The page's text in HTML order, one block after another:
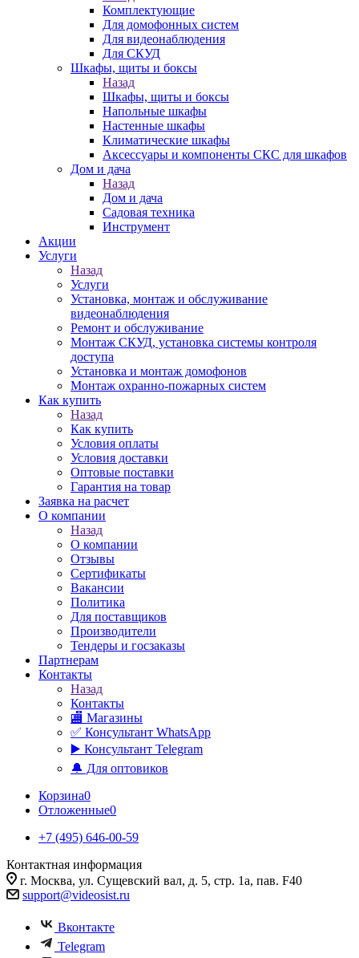
Комплектующие
Для домофонных систем
Для видеонаблюдения
Для СКУД
Шкафы, щиты и боксы
Назад
Шкафы, щиты и боксы
Напольные шкафы
Настенные шкафы
Климатические шкафы
Аксессуары и компоненты СКС для шкафов
Дом и дача
Назад
Дом и дача
Садовая техника
Инструмент
Акции
Услуги
Назад
Услуги
Установка, монтаж и обслуживание
видеонаблюдения
Ремонт и обслуживание
Монтаж СКУД, установка системы контроля
доступа
Установка и монтаж домофонов
Монтаж охранно-пожарных систем
Как купить
Назад
Как купить
Условия оплаты
Условия доставки
Оптовые поставки
Гарантия на товар
Заявка на расчет
О компании
Назад
О компании
Отзывы
Сертификаты
Вакансии
Политика
Для поставщиков
Производители
Тендеры и госзаказы
Партнерам
Контакты
Назад
Контакты
🏬 Магазины
✅️ Консультант WhatsApp
▶️ Консультант Telegram
🔔 Для оптовиков
Корзина0
Отложенные0
+7 (495) 646-00-59
Контактная информация
г. Москва, ул. Сущевский вал, д. 5, стр. 1а, пав. F40
support@videosist.ru
Вконтакте
Telegram